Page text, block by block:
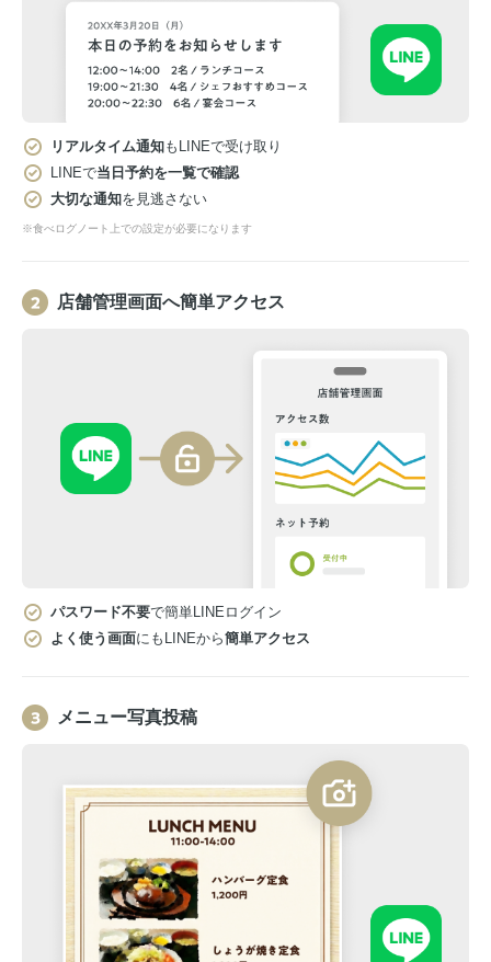
リアルタイム通知もLINEで受け取り
LINEで当日予約を一覧で確認
大切な通知を見逃さない
※食べログノート上での設定が必要になります
店舗管理画面へ簡単アクセス
パスワード不要で簡単LINEログイン
よく使う画面にもLINEから簡単アクセス
メニュー写真投稿